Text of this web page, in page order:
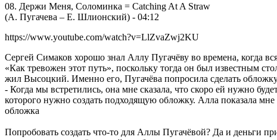
08. Держи Меня, Соломинка = Catching At A Straw
(А. Пугачева – Е. Шлионский) - 04:12
https://www.youtube.com/watch?v=LlZvaZwj2KU
Сергей Симаков хорошо знал Аллу Пугачёву во времена, когда
«Как тревожен этот путь», поскольку тогда он был известным
жил Высоцкий. Именно его, Пугачёва попросила сделать
- Когда мы встретились, она мне сказала, что скоро ей нужно
которого нужно создать подходящую обложку. Алла показала
обложка
Попробовать создать что-то для Аллы Пугачёвой? Да и деньги